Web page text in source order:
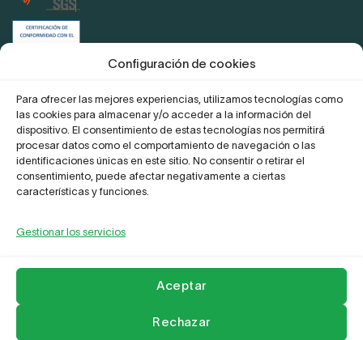
Configuración de cookies
Para ofrecer las mejores experiencias, utilizamos tecnologías como
las cookies para almacenar y/o acceder a la información del
dispositivo. El consentimiento de estas tecnologías nos permitirá
procesar datos como el comportamiento de navegación o las
identificaciones únicas en este sitio. No consentir o retirar el
consentimiento, puede afectar negativamente a ciertas
características y funciones.
Gestionar los servicios
Aceptar
Rechazar
ENS
Proyecto Digitaliza Teletrabajo